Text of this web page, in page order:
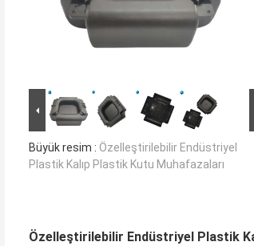
Büyük resim : Özelleştirilebilir Endüstriyel
Plastik Kalıp Plastik Kutu Muhafazaları
Özelleştirilebilir Endüstriyel Plastik